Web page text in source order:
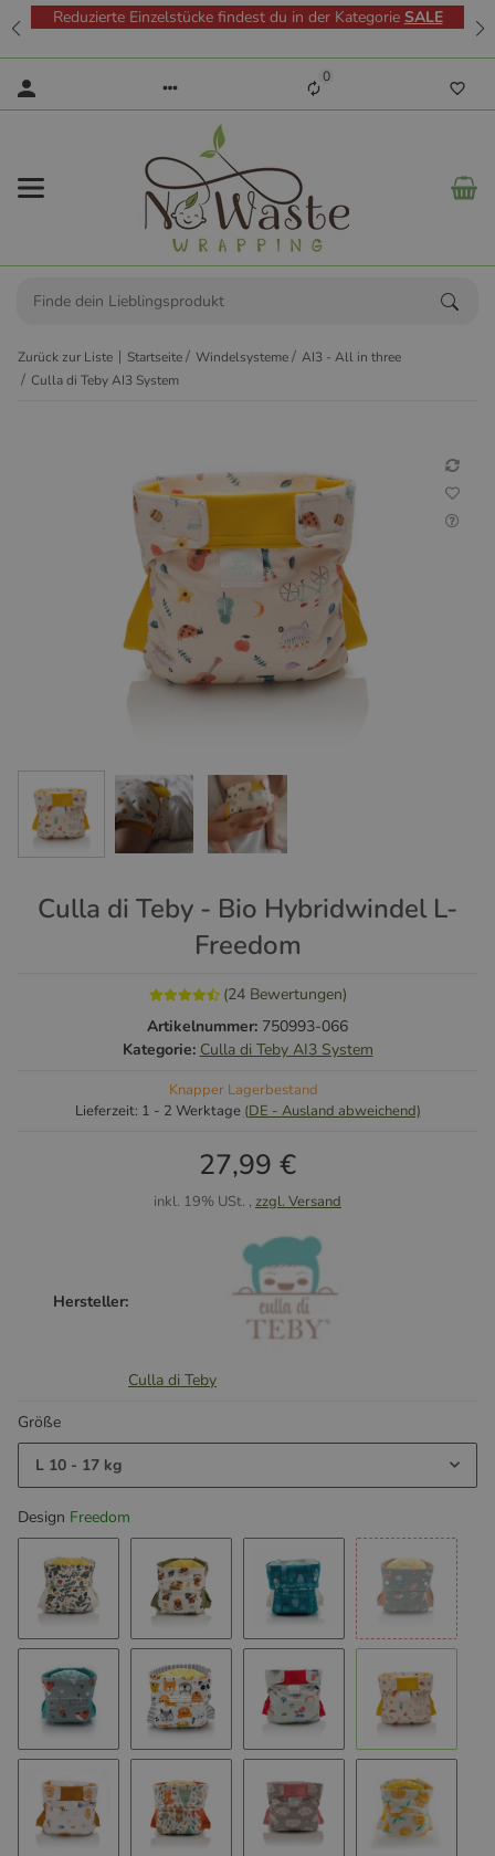
Reduzierte Einzelstücke findest du in der Kategorie SALE
0
Zurück zur Liste Startseite Windelsysteme
AI3 - All in three
Culla di Teby AI3 System
Culla di Teby - Bio Hybridwindel L-
Freedom
(24 Bewertungen)
Artikelnummer: 750993-066
Kategorie: Culla di Teby AI3 System
Knapper Lagerbestand
Lieferzeit: 1 - 2 Werktage (DE - Ausland abweichend)
27,99 €
inkl. 19% USt. , zzgl. Versand
Hersteller:
Culla di Teby
Größe
L 10 - 17 kg
Design Freedom
Love plants Gardening greenJellyfish Cozy
Mountains Lovely Faces Season MoodsFreedom